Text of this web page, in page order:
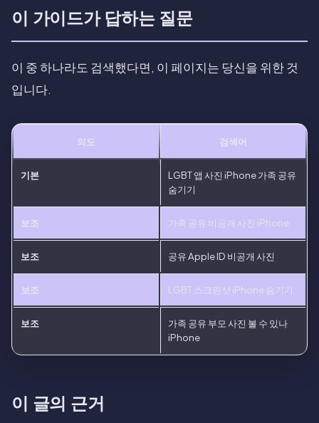
이 가이드가 답하는 질문
이 중 하나라도 검색했다면, 이 페이지는 당신을 위한 것
입니다.
의도 검색어
기본
LGBT 앱 사진 iPhone 가족 공유
숨기기
보조 가족 공유 비공개 사진 iPhone
보조 공유 Apple ID 비공개 사진
보조 LGBT 스크린샷 iPhone 숨기기
보조
가족 공유 부모 사진 볼 수 있나
iPhone
이 글의 근거